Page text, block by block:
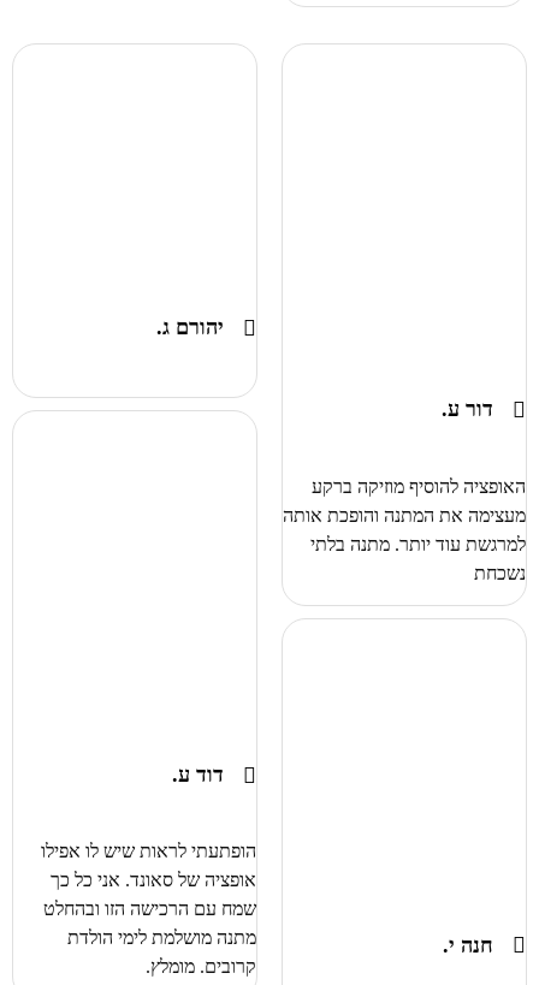
דור ע.
האופציה להוסיף מוזיקה ברקע
מעצימה את המתנה והופכת אותה
למרגשת עוד יותר. מתנה בלתי
נשכחת
חנה י.
יהורם ג.
דוד ע.
הופתעתי לראות שיש לו אפילו
אופציה של סאונד. אני כל כך
שמח עם הרכישה הזו ובהחלט
מתנה מושלמת לימי הולדת
קרובים. מומלץ.